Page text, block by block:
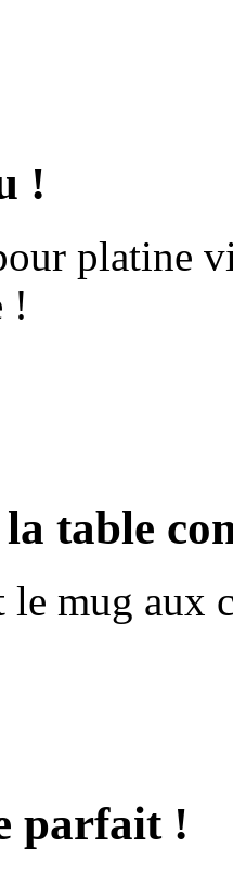
!
platine
!
la table
le mug aux
parfait !